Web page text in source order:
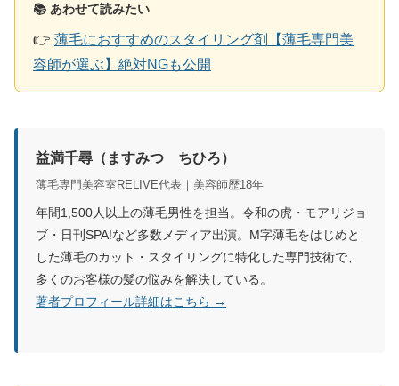
📚 あわせて読みたい
👉 薄毛におすすめのスタイリング剤【薄毛専門美
容師が選ぶ】絶対NGも公開
益満千尋（ますみつ ちひろ）
薄毛専門美容室RELIVE代表｜美容師歴18年
年間1,500人以上の薄毛男性を担当。令和の虎・モアリジョ
ブ・日刊SPA!など多数メディア出演。M字薄毛をはじめと
した薄毛のカット・スタイリングに特化した専門技術で、
多くのお客様の髪の悩みを解決している。
著者プロフィール詳細はこちら →